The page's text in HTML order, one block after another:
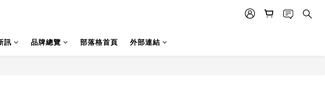
訊 品牌總覽 部落格首頁 外部連結